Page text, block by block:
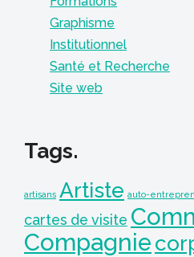
Graphisme
Institutionnel
Santé et Recherche
Site web
Tags.
artisans Artiste auto-
cartes de visite
Compagnie